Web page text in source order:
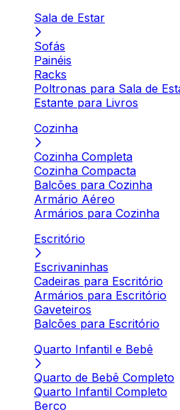
Sala de Estar
Sofás
Painéis
Racks
Poltronas para Sala de
Estante para Livros
Cozinha
Cozinha Completa
Cozinha Compacta
Balcões para Cozinha
Armário Aéreo
Armários para Cozinha
Escritório
Escrivaninhas
Cadeiras para Escritório
Armários para Escritório
Gaveteiros
Balcões para Escritório
Quarto Infantil e Bebê
Quarto de Bebê Completo
Quarto Infantil Completo
Berço